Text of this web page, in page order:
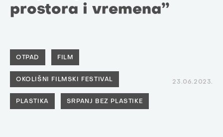
prostora i vremena”
OTPAD FILM
OKOLIŠNI FILMSKI FESTIVAL
PLASTIKA SRPANJ BEZ PLASTIKE
23.06.2023.